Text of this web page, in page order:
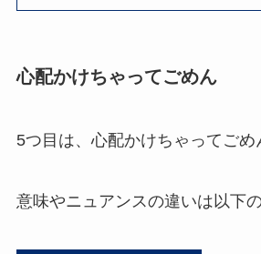
心配かけちゃってごめん
5つ目は、心配かけちゃってごめ
意味やニュアンスの違いは以下の